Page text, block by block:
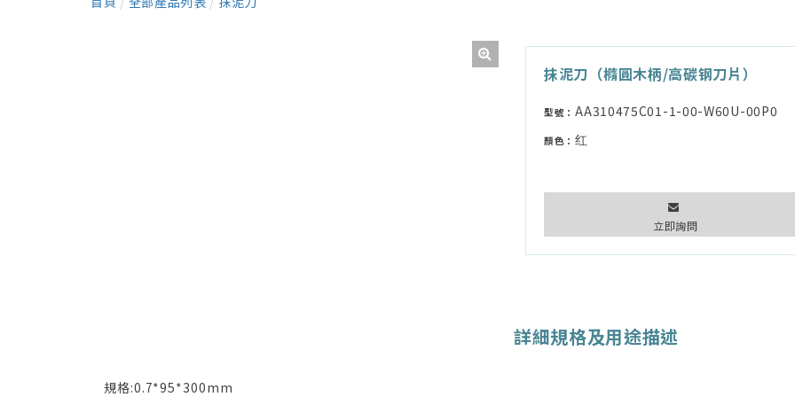
抹泥刀（橢圓木柄/高碳钢刀片）
型號：AA310475C01-1-00-W60U-00P0
顏色：红
立即詢問
詳細規格及用途描述
規格:0.7*95*300mm